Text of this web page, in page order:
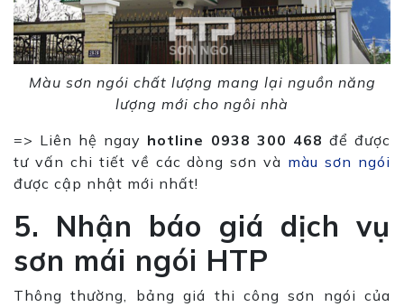
Màu sơn ngói chất lượng mang lại nguồn năng
lượng mới cho ngôi nhà
=> Liên hệ ngay hotline 0938 300 468 để được
tư vấn chi tiết về các dòng sơn và màu sơn ngói
được cập nhật mới nhất!
5. Nhận báo giá dịch vụ
sơn mái ngói HTP
Thông thường, bảng giá thi công sơn ngói của